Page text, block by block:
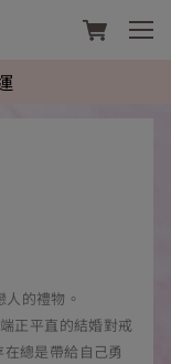
| 鑽石、
的禮物。
正平直的結婚對戒
總是帶給自己勇